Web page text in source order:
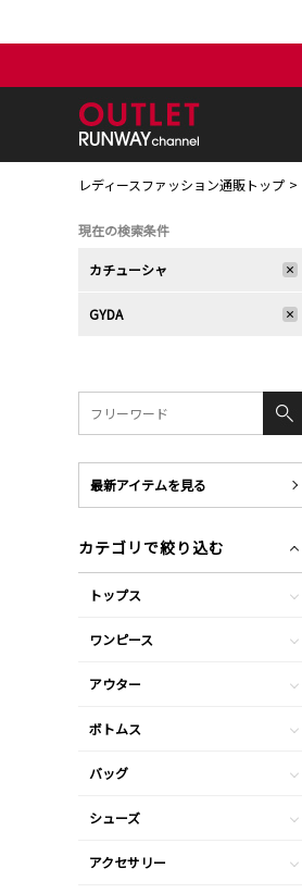
レディースファッション通販トップ
現在の検索条件
カチューシャ
GYDA
最新アイテムを見る
カテゴリで絞り込む
トップス
ワンピース
アウター
ボトムス
バッグ
シューズ
アクセサリー